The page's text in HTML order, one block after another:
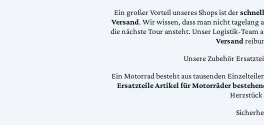
Ein großer Vorteil unseres Shops ist der
Versand. Wir wissen, dass man nicht tagelang
die nächste Tour ansteht. Unser Logistik-Team
Versand
Unsere Zubehör
Ein Motorrad besteht aus tausenden
Ersatzteile Artikel für Motorräder
Herzstück